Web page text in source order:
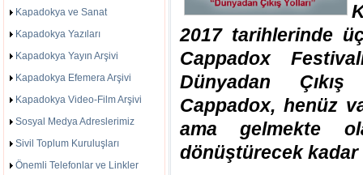
Kapadokya ve Sanat
Kapadokya Yazıları
Kapadokya Yayın Arşivi
Kapadokya Efemera Arşivi
Kapadokya Video-Film Arşivi
Sosyal Medya Adreslerimiz
Sivil Toplum Kuruluşları
Önemli Telefonlar ve Linkler
2017 tarihlerinde
Cappadox
Dünyadan
Cappadox, henüz
ama gelmekte
dönüştürecek kadar